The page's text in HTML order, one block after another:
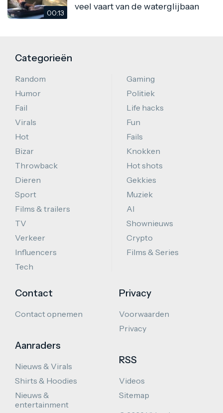
00:13
veel vaart van de waterglijbaan
Categorieën
Random
Humor
Fail
Virals
Hot
Bizar
Throwback
Dieren
Sport
Films & trailers
TV
Verkeer
Influencers
Tech
Gaming
Politiek
Life hacks
Fun
Fails
Knokken
Hot shots
Gekkies
Muziek
AI
Shownieuws
Crypto
Films & Series
Contact
Contact opnemen
Aanraders
Nieuws & Virals
Shirts & Hoodies
Nieuws &
entertainment
Privacy
Voorwaarden
Privacy
RSS
Videos
Sitemap